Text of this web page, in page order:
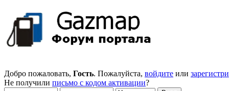
Добро пожаловать, Гость. Пожалуйста, войдите или
Не получили письмо с кодом активации?